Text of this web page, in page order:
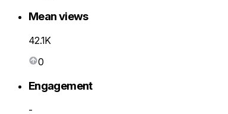
Mean views
42.1K
0
Engagement
-